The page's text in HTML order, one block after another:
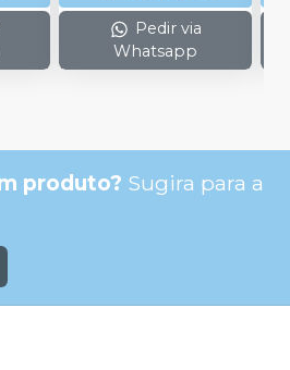
Pedir via
Whatsapp
produto? Sugira para a